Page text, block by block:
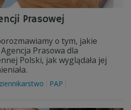
Prasowej
o tym, jakie
Prasowa dla
Polski, jak wyglądała jej
PAP